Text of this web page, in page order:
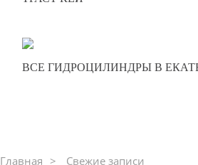
ВСЕ ГИДРОЦИЛИНДРЫ В
Главная Свежие записи